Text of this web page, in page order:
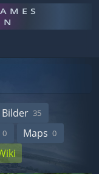
Bilder 35
0 Maps 0